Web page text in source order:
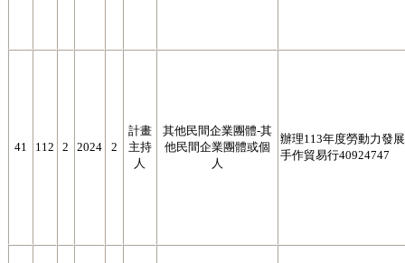
41 112 2 2024 2
計畫
主持
人
其他民間企業團體-其
他民間企業團體或個
人
辦理113年度勞動力發
手作貿易行40924747